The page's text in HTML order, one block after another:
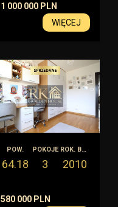
1 000 000 PLN
WIĘCEJ
POW.
64.18
POKOJE
3
ROK. BUD.
2010
580 000 PLN